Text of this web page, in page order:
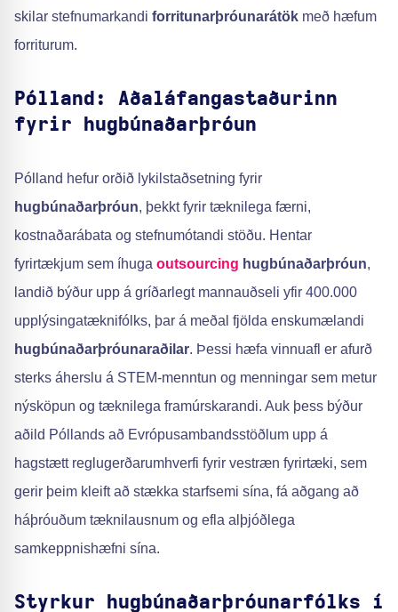
skilar stefnumarkandi forritunarþróunarátök með hæfum
forriturum.
Pólland: Aðaláfangastaðurinn
fyrir hugbúnaðarþróun
Pólland hefur orðið lykilstaðsetning fyrir
hugbúnaðarþróun, þekkt fyrir tæknilega færni,
kostnaðarábata og stefnumótandi stöðu. Hentar
fyrirtækjum sem íhuga outsourcing hugbúnaðarþróun,
landið býður upp á gríðarlegt mannauðseli yfir 400.000
upplýsingatæknifólks, þar á meðal fjölda enskumælandi
hugbúnaðarþróunaraðilar. Þessi hæfa vinnuafl er afurð
sterks áherslu á STEM-menntun og menningar sem metur
nýsköpun og tæknilega framúrskarandi. Auk þess býður
aðild Póllands að Evrópusambandsstöðlum upp á
hagstætt reglugerðarumhverfi fyrir vestræn fyrirtæki, sem
gerir þeim kleift að stækka starfsemi sína, fá aðgang að
háþróuðum tæknilausnum og efla alþjóðlega
samkeppnishæfni sína.
Styrkur hugbúnaðarþróunarfólks í